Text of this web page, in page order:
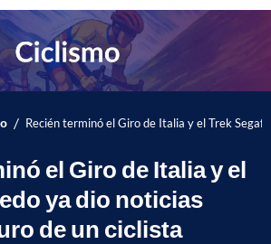
/ Recién terminó el Giro de Italia y el Trek
el Giro de Italia y el
ya dio noticias
de un ciclista